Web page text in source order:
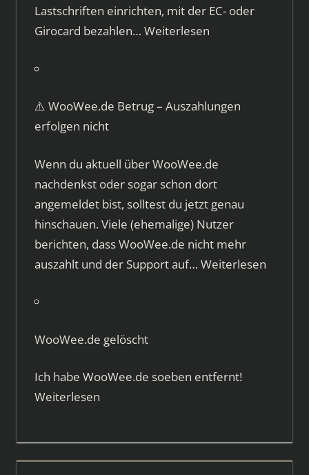
Lastschriften einrichten, mit der EC- oder
Girocard bezahlen… Weiterlesen
⚠️ WooWee.de Betrug – Auszahlungen
erfolgen nicht
Wenn du aktuell über WooWee.de
nachdenkst oder sogar schon dort
angemeldet bist, solltest du jetzt genau
hinschauen. Viele (ehemalige) Nutzer
berichten, dass WooWee.de nicht mehr
auszahlt und der Support auf… Weiterlesen
WooWee.de gelöscht
Ich habe WooWee.de soeben entfernt!
Weiterlesen